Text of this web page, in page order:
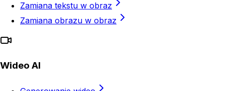
Zamiana tekstu w obraz
Zamiana obrazu w obraz
Wideo AI